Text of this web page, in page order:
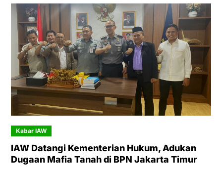
Kabar IAW
IAW Datangi Kementerian Hukum, Adukan
Dugaan Mafia Tanah di BPN Jakarta Timur